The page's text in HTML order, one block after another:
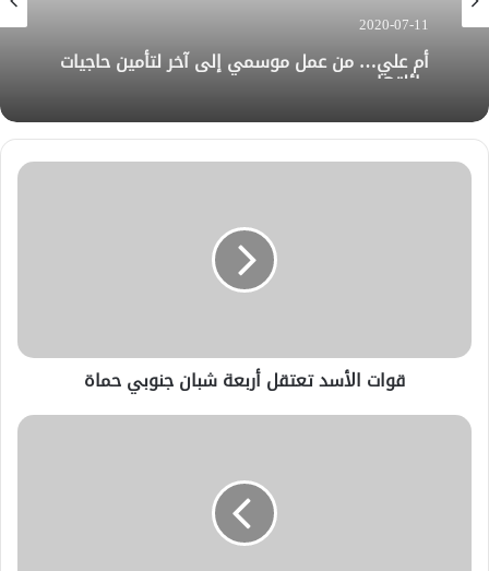
2020-07-11
أم علي… من عمل موسمي إلى آخر لتأمين حاجيات
عائلتها
قوات الأسد تعتقل أربعة شبان جنوبي حماة